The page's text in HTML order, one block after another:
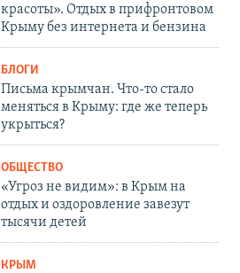
красоты». Отдых в прифронтовом
Крыму без интернета и бензина
БЛОГИ
Письма крымчан. Что-то стало
меняться в Крыму: где же теперь
укрыться?
ОБЩЕСТВО
«Угроз не видим»: в Крым на
отдых и оздоровление завезут
тысячи детей
КРЫМ